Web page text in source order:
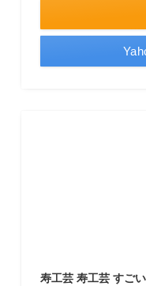
寿工芸 寿工芸 すご